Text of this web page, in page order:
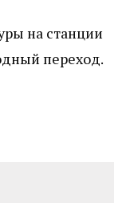
на станции
переход.